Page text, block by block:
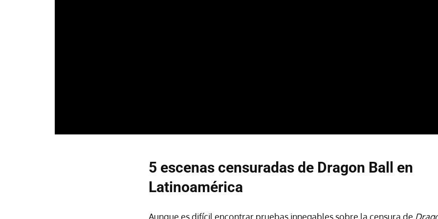
5 escenas censuradas de Dragon Ball en
Latinoamérica
Aunque es difícil encontrar pruebas innegables sobre la censura de